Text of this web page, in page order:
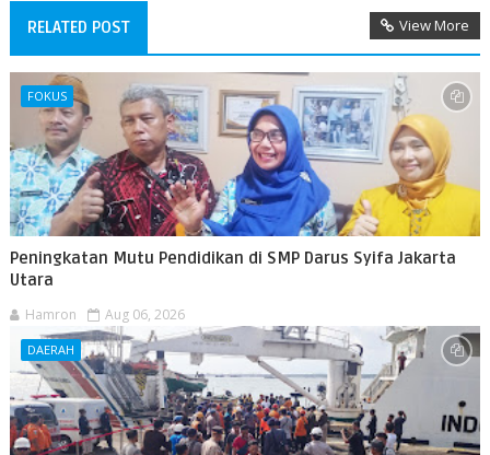
RELATED POST View More
FOKUS
Peningkatan Mutu Pendidikan di SMP Darus Syifa Jakarta
Utara
Hamron Aug 06, 2026
DAERAH